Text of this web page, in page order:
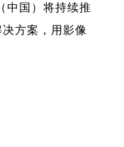
中国）将持续推
方案，用影像